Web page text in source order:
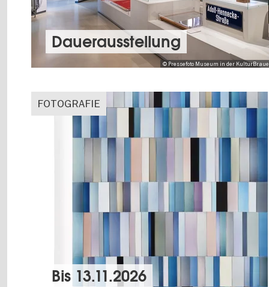
© Pressefoto Museum in der
Dauer­aus­stel­lung
FOTOGRAFIE
Bis 13.11.2026